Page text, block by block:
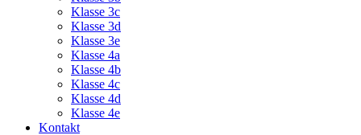
Klasse 3c
Klasse 3d
Klasse 3e
Klasse 4a
Klasse 4b
Klasse 4c
Klasse 4d
Klasse 4e
Kontakt